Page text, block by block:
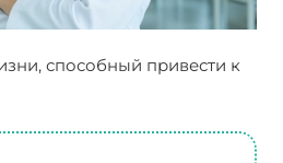
способный привести к